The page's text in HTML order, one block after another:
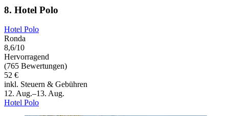
8. Hotel Polo
Hotel Polo
Ronda
8,6/10
Hervorragend
(765 Bewertungen)
52 €
inkl. Steuern & Gebühren
12. Aug.–13. Aug.
Hotel Polo